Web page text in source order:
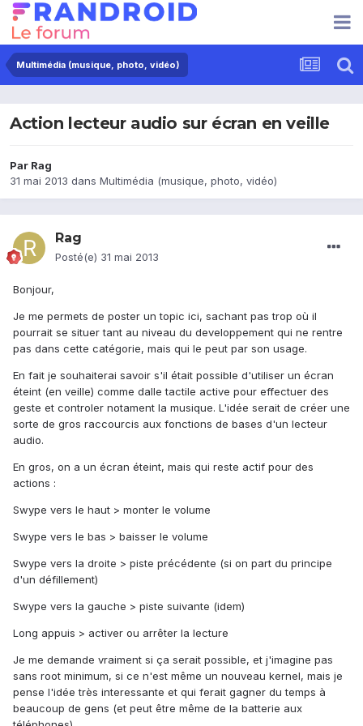
Multimédia (musique, photo, vidéo)
Action lecteur audio sur écran en veille
Par Rag
31 mai 2013 dans Multimédia (musique, photo, vidéo)
Rag
Posté(e) 31 mai 2013
Bonjour,
Je me permets de poster un topic ici, sachant pas trop où il
pourrait se situer tant au niveau du developpement qui ne rentre
pas dans cette catégorie, mais qui le peut par son usage.
En fait je souhaiterai savoir s'il était possible d'utiliser un écran
éteint (en veille) comme dalle tactile active pour effectuer des
geste et controler notament la musique. L'idée serait de créer une
sorte de gros raccourcis aux fonctions de bases d'un lecteur
audio.
En gros, on a un écran éteint, mais qui reste actif pour des
actions :
Swype vers le haut > monter le volume
Swype vers le bas > baisser le volume
Swype vers la droite > piste précédente (si on part du principe
d'un défillement)
Swype vers la gauche > piste suivante (idem)
Long appuis > activer ou arrêter la lecture
Je me demande vraiment si ça serait possible, et j'imagine pas
sans root minimum, si ce n'est même un nouveau kernel, mais je
pense l'idée très interessante et qui ferait gagner du temps à
beaucoup de gens (et peut être même de la batterie aux